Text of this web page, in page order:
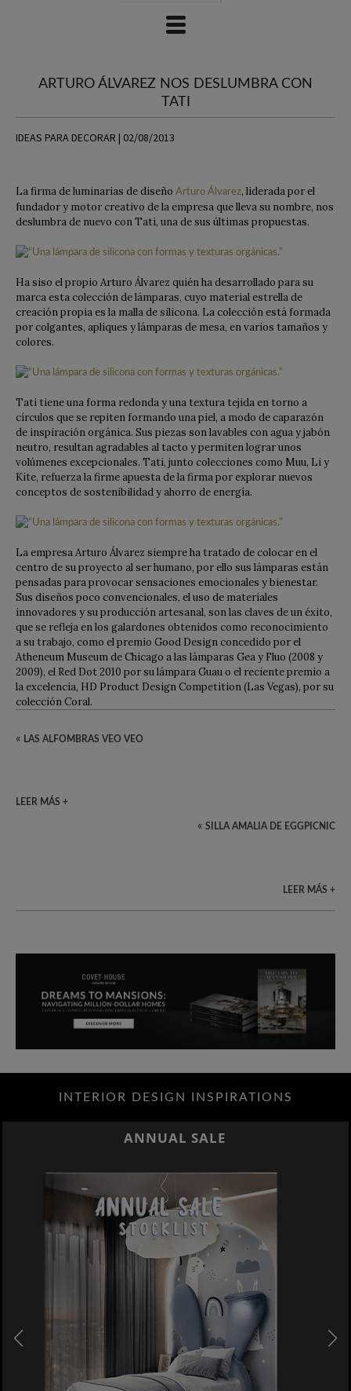
ARTURO ÁLVAREZ NOS DESLUMBRA CON
TATI
IDEAS PARA DECORAR | 02/08/2013
La firma de luminarias de diseño Arturo Álvarez, liderada por el
fundador y motor creativo de la empresa que lleva su nombre, nos
deslumbra de nuevo con Tati, una de sus últimas propuestas.
Ha siso el propio Arturo Álvarez quién ha desarrollado para su
marca esta colección de lámparas, cuyo material estrella de
creación propia es la malla de silicona. La colección está formada
por colgantes, apliques y lámparas de mesa, en varios tamaños y
colores.
Tati tiene una forma redonda y una textura tejida en torno a
círculos que se repiten formando una piel, a modo de caparazón
de inspiración orgánica. Sus piezas son lavables con agua y jabón
neutro, resultan agradables al tacto y permiten lograr unos
volúmenes excepcionales. Tati, junto colecciones como Muu, Li y
Kite, refuerza la firme apuesta de la firma por explorar nuevos
conceptos de sostenibilidad y ahorro de energía.
La empresa Arturo Álvarez siempre ha tratado de colocar en el
centro de su proyecto al ser humano, por ello sus lámparas están
pensadas para provocar sensaciones emocionales y bienestar.
Sus diseños poco convencionales, el uso de materiales
innovadores y su producción artesanal, son las claves de un éxito,
que se refleja en los galardones obtenidos como reconocimiento
a su trabajo, como el premio Good Design concedido por el
Atheneum Museum de Chicago a las lámparas Gea y Fluo (2008 y
2009), el Red Dot 2010 por su lámpara Guau o el reciente premio a
la excelencia, HD Product Design Competition (Las Vegas), por su
colección Coral.
« LAS ALFOMBRAS VEO VEO
LEER MÁS +
« SILLA AMALIA DE EGGPICNIC
LEER MÁS +
INTERIOR DESIGN INSPIRATIONS
ANNUAL SALE